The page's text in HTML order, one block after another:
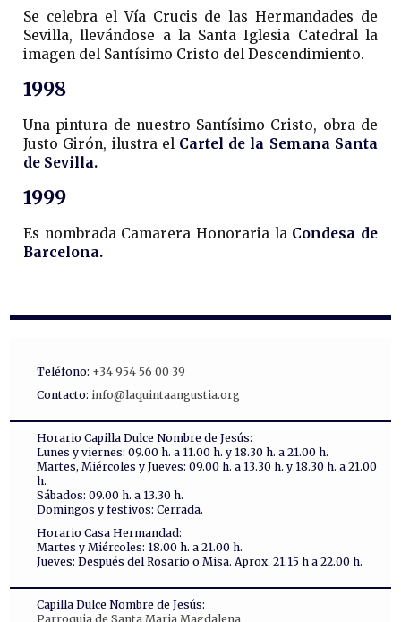
Se celebra el Vía Crucis de las Hermandades de
Sevilla, llevándose a la Santa Iglesia Catedral la
imagen del Santísimo Cristo del Descendimiento.
1998
Una pintura de nuestro Santísimo Cristo, obra de
Justo Girón, ilustra el Cartel de la Semana Santa
de Sevilla.
1999
Es nombrada Camarera Honoraria la Condesa de
Barcelona.
Teléfono: +34 954 56 00 39
Contacto: info@laquintaangustia.org
Horario Capilla Dulce Nombre de Jesús:
Lunes y viernes: 09.00 h. a 11.00 h. y 18.30 h. a 21.00 h.
Martes, Miércoles y Jueves: 09.00 h. a 13.30 h. y 18.30 h. a 21.00
h.
Sábados: 09.00 h. a 13.30 h.
Domingos y festivos: Cerrada.
Horario Casa Hermandad:
Martes y Miércoles: 18.00 h. a 21.00 h.
Jueves: Después del Rosario o Misa. Aprox. 21.15 h a 22.00 h.
Capilla Dulce Nombre de Jesús:
Parroquia de Santa Maria Magdalena